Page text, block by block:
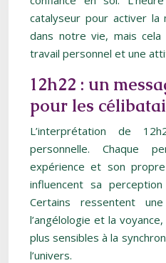
catalyseur pour activer la
dans notre vie, mais cela
travail personnel et une
12h22 : un
pour les
L’interprétation de
personnelle. Chaque
expérience et son
influencent sa
Certains ressentent
l’angélologie et la
plus sensibles à la
l’univers.